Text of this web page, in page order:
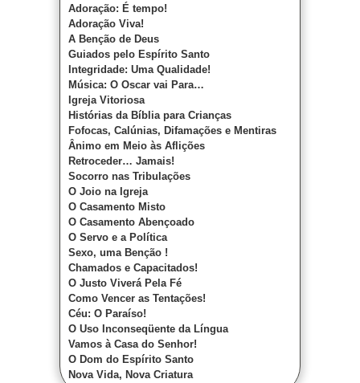
Adoração: É tempo!
Adoração Viva!
A Benção de Deus
Guiados pelo Espírito Santo
Integridade: Uma Qualidade!
Música: O Oscar vai Para…
Igreja Vitoriosa
Histórias da Bíblia para Crianças
Fofocas, Calúnias, Difamações e Mentiras
Ânimo em Meio às Aflições
Retroceder… Jamais!
Socorro nas Tribulações
O Joio na Igreja
O Casamento Misto
O Casamento Abençoado
O Servo e a Política
Sexo, uma Benção !
Chamados e Capacitados!
O Justo Viverá Pela Fé
Como Vencer as Tentações!
Céu: O Paraíso!
O Uso Inconseqüente da Língua
Vamos à Casa do Senhor!
O Dom do Espírito Santo
Nova Vida, Nova Criatura